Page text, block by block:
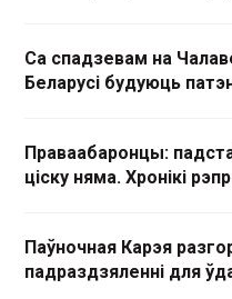
Са спадзевам на
Беларусі будуюць
Праваабаронцы:
ціску няма. Хронікі
Паўночная Карэя
падраздзяленні для